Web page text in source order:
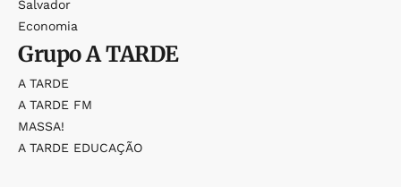
Salvador
Economia
GrupoA TARDE
A TARDE
A TARDE FM
MASSA!
A TARDE EDUCAÇÃO